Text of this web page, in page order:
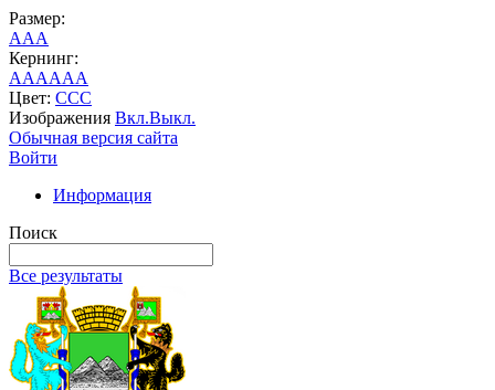
Размер:
AAA
Кернинг:
AAAAAA
Цвет: CCC
Изображения Вкл.Выкл.
Обычная версия сайта
Войти
Информация
Поиск
Все результаты